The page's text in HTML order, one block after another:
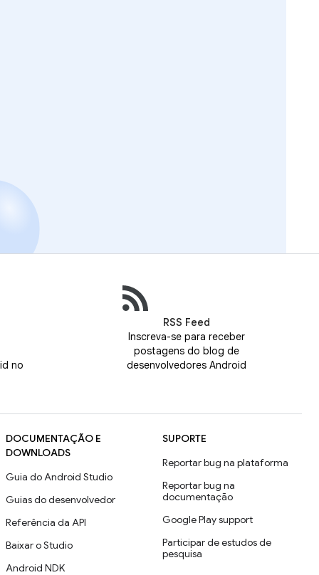
no
RSS Feed
Inscreva-se para receber
postagens do blog de
desenvolvedores Android
DOCUMENTAÇÃO E
DOWNLOADS
Guia do Android Studio
Guias do desenvolvedor
Referência da API
Baixar o Studio
Android NDK
SUPORTE
Reportar bug na plataforma
Reportar bug na
documentação
Google Play support
Participar de estudos de
pesquisa